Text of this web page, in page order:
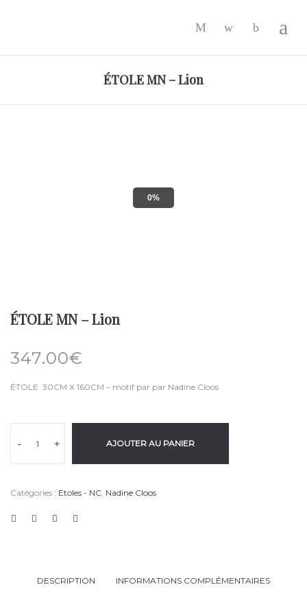
ÉTOLE MN – Lion
0%
ÉTOLE MN – Lion
347.00€
ÉTOLE 30CM X 160CM – motif par par Nadine Cloos
- + AJOUTER AU PANIER
Catégories : Etoles - NC, Nadine Cloos
DESCRIPTION INFORMATIONS COMPLÉMENTAIRES